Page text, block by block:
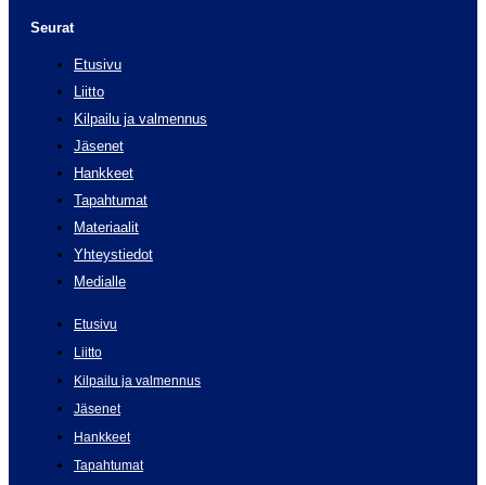
Seurat
Etusivu
Liitto
Kilpailu ja valmennus
Jäsenet
Hankkeet
Tapahtumat
Materiaalit
Yhteystiedot
Medialle
Etusivu
Liitto
Kilpailu ja valmennus
Jäsenet
Hankkeet
Tapahtumat